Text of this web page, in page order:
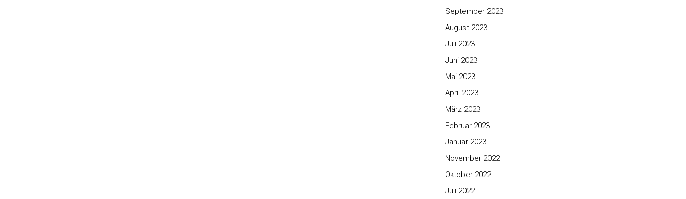
September 2023
August 2023
Juli 2023
Juni 2023
Mai 2023
April 2023
März 2023
Februar 2023
Januar 2023
November 2022
Oktober 2022
Juli 2022